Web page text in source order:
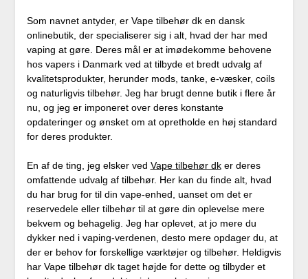
Som navnet antyder, er Vape tilbehør dk en dansk
onlinebutik, der specialiserer sig i alt, hvad der har med
vaping at gøre. Deres mål er at imødekomme behovene
hos vapers i Danmark ved at tilbyde et bredt udvalg af
kvalitetsprodukter, herunder mods, tanke, e-væsker, coils
og naturligvis tilbehør. Jeg har brugt denne butik i flere år
nu, og jeg er imponeret over deres konstante
opdateringer og ønsket om at opretholde en høj standard
for deres produkter.
En af de ting, jeg elsker ved Vape tilbehør dker deres
omfattende udvalg af tilbehør. Her kan du finde alt, hvad
du har brug for til din vape-enhed, uanset om det er
reservedele eller tilbehør til at gøre din oplevelse mere
bekvem og behagelig. Jeg har oplevet, at jo mere du
dykker ned i vaping-verdenen, desto mere opdager du, at
der er behov for forskellige værktøjer og tilbehør. Heldigvis
har Vape tilbehør dk taget højde for dette og tilbyder et